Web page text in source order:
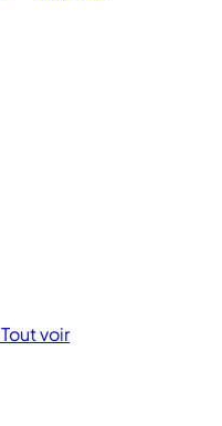
Tout voir